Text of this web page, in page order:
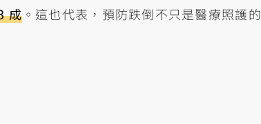
成。這也代表，預防跌倒不只是醫療照護的